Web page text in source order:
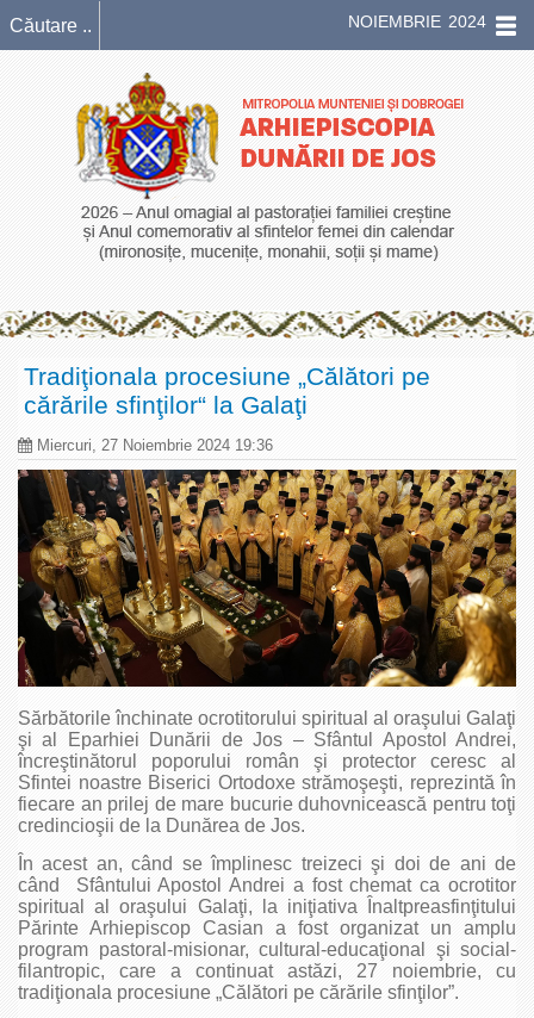
NOIEMBRIE 2024
Tradiţionala procesiune „Călători pe
cărările sfinţilor“ la Galaţi
Miercuri, 27 Noiembrie 2024 19:36
Sărbătorile închinate ocrotitorului spiritual al oraşului Galaţi
şi al Eparhiei Dunării de Jos – Sfântul Apostol Andrei,
încreştinătorul poporului român şi protector ceresc al
Sfintei noastre Biserici Ortodoxe strămoşeşti, reprezintă în
fiecare an prilej de mare bucurie duhovnicească pentru toţi
credincioşii de la Dunărea de Jos.
În acest an, când se împlinesc treizeci şi doi de ani de
când Sfântului Apostol Andrei a fost chemat ca ocrotitor
spiritual al oraşului Galaţi, la iniţiativa Înaltpreasfinţitului
Părinte Arhiepiscop Casian a fost organizat un amplu
program pastoral-misionar, cultural-educaţional şi social-
filantropic, care a continuat astăzi, 27 noiembrie, cu
tradiţionala procesiune „Călători pe cărările sfinţilor”.